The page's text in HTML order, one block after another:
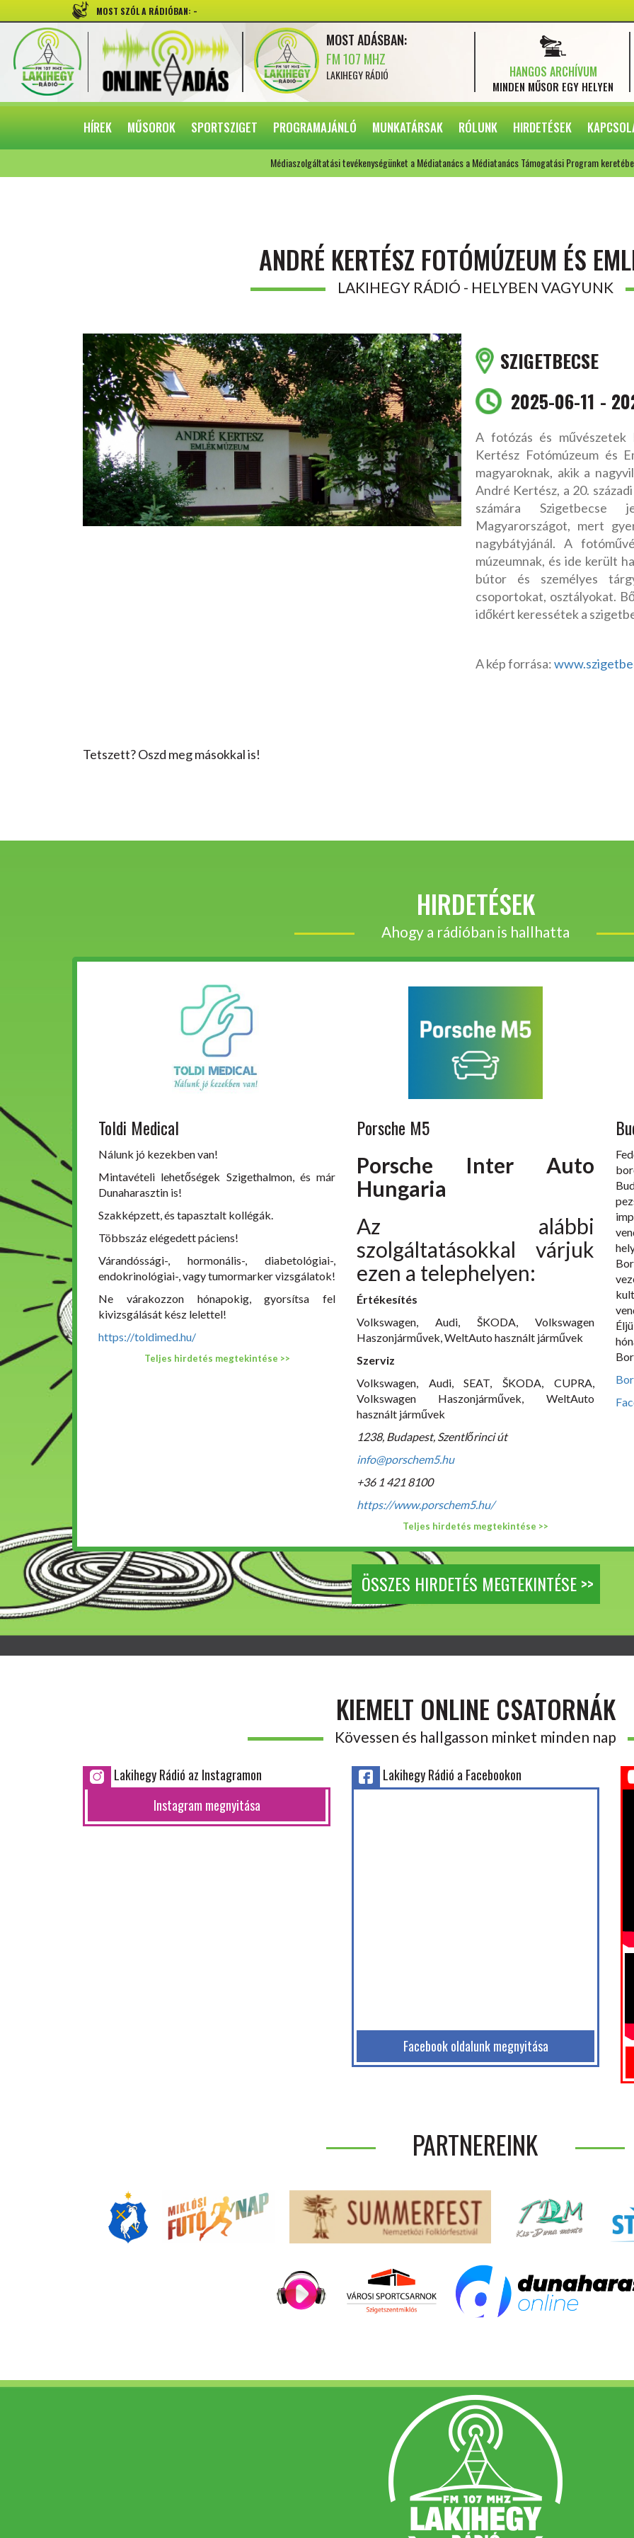
MOST SZÓL A RÁDIÓBAN: -
MOST ADÁSBAN:
FM 107 MHZ
LAKIHEGY RÁDIÓ HANGOS ARCHÍVUM
MINDEN MŰSOR EGY HELYEN
HÍREK MŰSOROK SPORTSZIGET PROGRAMAJÁNLÓ MUNKATÁRSAK RÓLUNK HIRDETÉSEK
Médiaszolgáltatási tevékenységünket a Médiatanács a Médiatanács Támogatási Program
ANDRÉ KERTÉSZ FOTÓMÚZEUM ÉS
LAKIHEGY RÁDIÓ - HELYBEN VAGYUNK
SZIGETBECSE
2025-06-11
A fotózás és művészetek
Kertész Fotómúzeum és
magyaroknak, akik a
André Kertész, a 20.
számára
Magyarországot, mert
nagybátyjánál. A
múzeumnak, és ide került
bútor és személyes
csoportokat, osztályokat.
időkért keressétek a
A kép forrása:
Tetszett? Oszd meg másokkal is!
HIRDETÉSEK
Ahogy a rádióban is hallhatta
Toldi Medical
Nálunk jó kezekben van!
Mintavételi lehetőségek Szigethalmon, és már
Dunaharasztin is!
Szakképzett, és tapasztalt kollégák.
Többszáz elégedett páciens!
Várandóssági-, hormonális-, diabetológiai-,
endokrinológiai-, vagy tumormarker vizsgálatok!
Ne várakozzon hónapokig, gyorsítsa fel
kivizsgálását kész lelettel!
https://toldimed.hu/
Teljes hirdetés megtekintése >>
Porsche M5
Porsche Inter Auto
Hungaria
Az alábbi
szolgáltatásokkal várjuk
ezen a telephelyen:
Értékesítés
Volkswagen, Audi, ŠKODA, Volkswagen
Haszonjárművek, WeltAuto használt járművek
Szerviz
Volkswagen, Audi, SEAT, ŠKODA, CUPRA,
Volkswagen Haszonjárművek, WeltAuto
használt járművek
1238, Budapest, Szentlőrinci út
info@porschem5.hu
+36 1 421 8100
https://www.porschem5.hu/
Teljes hirdetés megtekintése >>
ÖSSZES HIRDETÉS MEGTEKINTÉSE >>
KIEMELT ONLINE CSATORNÁK
Kövessen és hallgasson minket minden nap
Lakihegy Rádió az Instagramon
Instagram megnyitása
Lakihegy Rádió a Facebookon
Facebook oldalunk megnyitása
PARTNEREINK